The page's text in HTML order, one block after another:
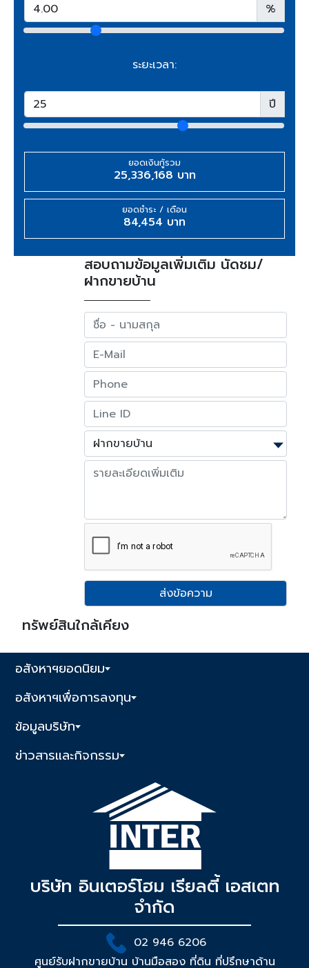
%
ระยะเวลา:
ปี
ยอดเงินกู้รวม
25,336,168 บาท
ยอดชำระ / เดือน
84,454 บาท
สอบถามข้อมูลเพิ่มเติม นัดชม/
ฝากขายบ้าน
ส่งข้อความ
ทรัพย์สินใกล้เคียง
อสังหาฯยอดนิยม
อสังหาฯเพื่อการลงทุน
ข้อมูลบริษัท
ข่าวสารและกิจกรรม
บริษัท อินเตอร์โฮม เรียลตี้ เอสเตท
จำกัด
02 946 6206
ศูนย์รับฝากขายบ้าน บ้านมือสอง ที่ดิน ที่ปรึกษาด้าน